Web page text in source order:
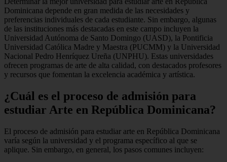
Dominicana depende en gran medida de las necesidades y
preferencias individuales de cada estudiante. Sin embargo, algunas
de las instituciones más destacadas en este campo incluyen la
Universidad Autónoma de Santo Domingo (UASD), la Pontificia
Universidad Católica Madre y Maestra (PUCMM) y la Universidad
Nacional Pedro Henríquez Ureña (UNPHU). Estas universidades
ofrecen programas de arte de alta calidad, con destacados profesores
y recursos que fomentan la excelencia académica y artística.
¿Cuál es el proceso de admisión para
estudiar Arte en República Dominicana?
El proceso de admisión para estudiar arte en República Dominicana
varía según la universidad y el programa específico al que se
aplique. Sin embargo, en general, los pasos comunes incluyen: